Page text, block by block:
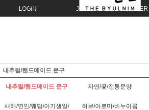
LOGIN JOIN ORDER
내추럴/핸드메이드 문구
내추럴/핸드메이드 문구 자연/꽃/전통문양
새해/연인/웨딩/아기생일/
허브/아로마/비누이름